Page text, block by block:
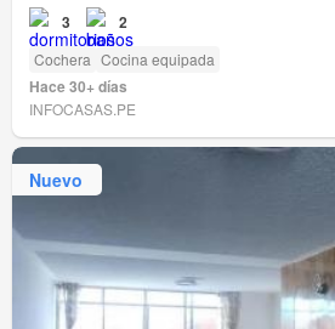
3 2
Cochera Cocina equipada
Hace 30+ días
INFOCASAS.PE
Nuevo